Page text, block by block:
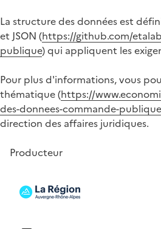
La structure des données est
et JSON (https://github.com/
publique) qui appliquent les
Pour plus d'informations, vous
thématique (https://
des-donnees-commande-publique
direction des affaires juridiques.
Producteur